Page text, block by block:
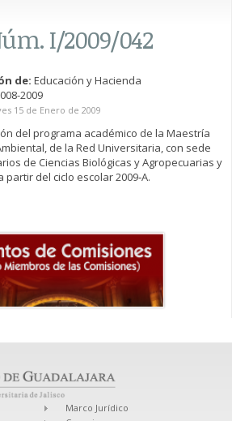
I/2009/042
de: Educación y Hacienda
2009
15 de Enero de 2009
del programa académico de la Maestría
de la Red Universitaria, con sede
de Ciencias Biológicas y Agropecuarias y
del ciclo escolar 2009‐A.
Marco Jurídico